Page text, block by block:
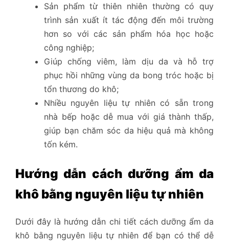
Sản phẩm từ thiên nhiên thường có quy
trình sản xuất ít tác động đến môi trường
hơn so với các sản phẩm hóa học hoặc
công nghiệp;
Giúp chống viêm, làm dịu da và hỗ trợ
phục hồi những vùng da bong tróc hoặc bị
tổn thương do khô;
Nhiều nguyên liệu tự nhiên có sẵn trong
nhà bếp hoặc dễ mua với giá thành thấp,
giúp bạn chăm sóc da hiệu quả mà không
tốn kém.
Hướng dẫn cách dưỡng ẩm da
khô bằng nguyên liệu tự nhiên
Dưới đây là hướng dẫn chi tiết cách dưỡng ẩm da
khô bằng nguyên liệu tự nhiên để bạn có thể dễ